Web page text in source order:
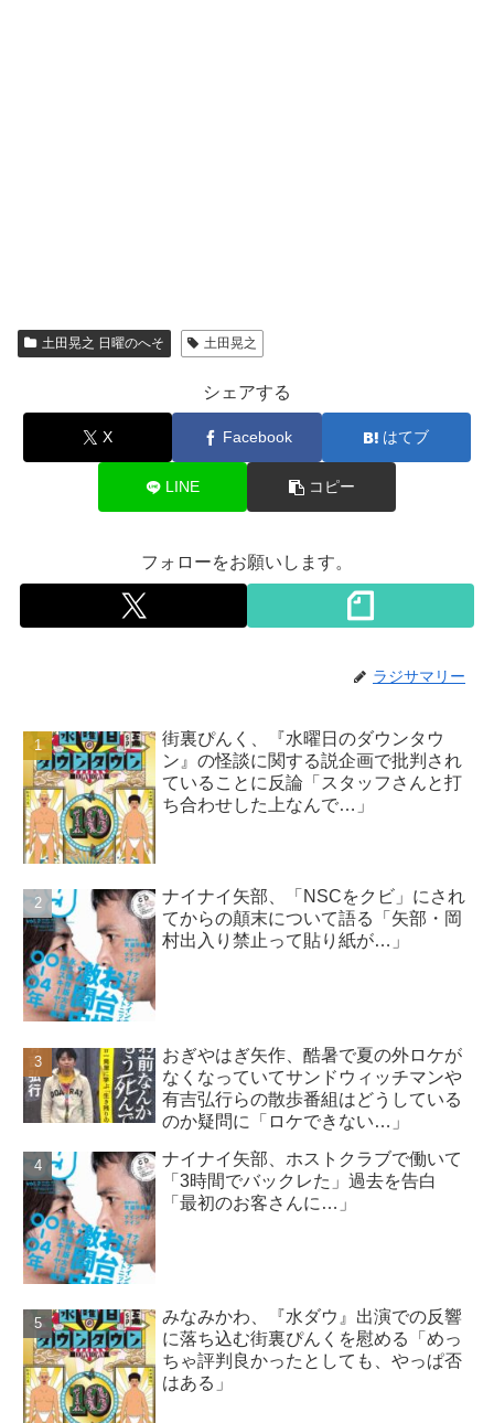
土田晃之 日曜のへそ 土田晃之
シェアする
X Facebook はてブ
LINE コピー
フォローをお願いします。
ラジサマリー
街裏ぴんく、『水曜日のダウンタウ
ン』の怪談に関する説企画で批判され
ていることに反論「スタッフさんと打
ち合わせした上なんで…」
ナイナイ矢部、「NSCをクビ」にされ
てからの顛末について語る「矢部・岡
村出入り禁止って貼り紙が…」
おぎやはぎ矢作、酷暑で夏の外ロケが
なくなっていてサンドウィッチマンや
有吉弘行らの散歩番組はどうしている
のか疑問に「ロケできない…」
ナイナイ矢部、ホストクラブで働いて
「3時間でバックレた」過去を告白
「最初のお客さんに…」
みなみかわ、『水ダウ』出演での反響
に落ち込む街裏ぴんくを慰める「めっ
ちゃ評判良かったとしても、やっぱ否
はある」